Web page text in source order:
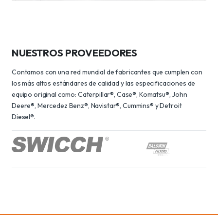
NUESTROS PROVEEDORES
Contamos con una red mundial de fabricantes que cumplen con
los más altos estándares de calidad y las especificaciones de
equipo original como: Caterpillar®, Case®, Komatsu®, John
Deere®, Mercedez Benz®, Navistar®, Cummins® y Detroit
Diesel®.